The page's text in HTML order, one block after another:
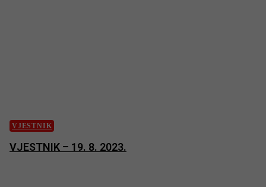
VJESTNIK
VJESTNIK – 19. 8. 2023.